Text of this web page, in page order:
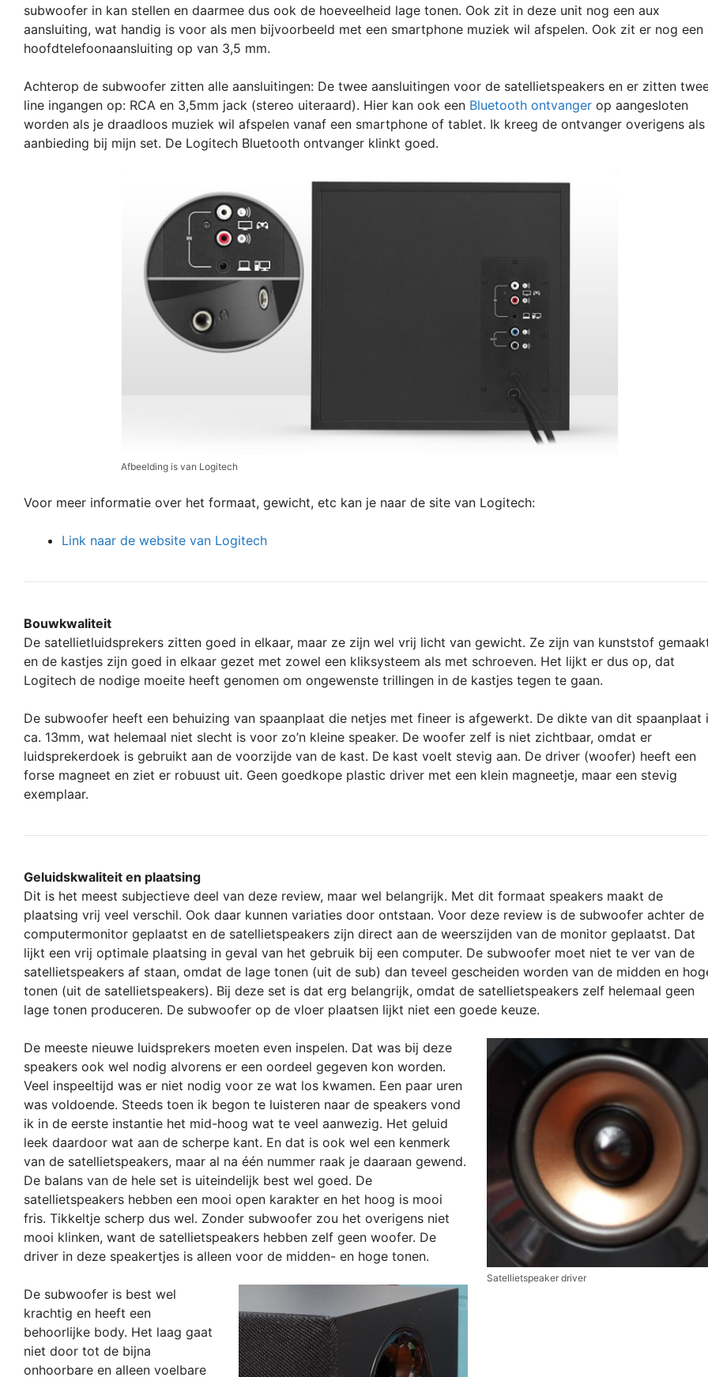
subwoofer in kan stellen en daarmee dus ook de hoeveelheid lage tonen. Ook zit in deze unit nog een aux
aansluiting, wat handig is voor als men bijvoorbeeld met een smartphone muziek wil afspelen. Ook zit er nog een
hoofdtelefoonaansluiting op van 3,5 mm.
Achterop de subwoofer zitten alle aansluitingen: De twee aansluitingen voor de satellietspeakers en er zitten
line ingangen op: RCA en 3,5mm jack (stereo uiteraard). Hier kan ook een Bluetooth ontvanger op aangesloten
worden als je draadloos muziek wil afspelen vanaf een smartphone of tablet. Ik kreeg de ontvanger overigens als
aanbieding bij mijn set. De Logitech Bluetooth ontvanger klinkt goed.
Afbeelding is van Logitech
Voor meer informatie over het formaat, gewicht, etc kan je naar de site van Logitech:
Link naar de website van Logitech
Bouwkwaliteit
De satellietluidsprekers zitten goed in elkaar, maar ze zijn wel vrij licht van gewicht. Ze zijn van kunststof
en de kastjes zijn goed in elkaar gezet met zowel een kliksysteem als met schroeven. Het lijkt er dus op, dat
Logitech de nodige moeite heeft genomen om ongewenste trillingen in de kastjes tegen te gaan.
De subwoofer heeft een behuizing van spaanplaat die netjes met fineer is afgewerkt. De dikte van dit spaanplaat
ca. 13mm, wat helemaal niet slecht is voor zo’n kleine speaker. De woofer zelf is niet zichtbaar, omdat er
luidsprekerdoek is gebruikt aan de voorzijde van de kast. De kast voelt stevig aan. De driver (woofer) heeft een
forse magneet en ziet er robuust uit. Geen goedkope plastic driver met een klein magneetje, maar een stevig
exemplaar.
Geluidskwaliteit en plaatsing
Dit is het meest subjectieve deel van deze review, maar wel belangrijk. Met dit formaat speakers maakt de
plaatsing vrij veel verschil. Ook daar kunnen variaties door ontstaan. Voor deze review is de subwoofer achter de
computermonitor geplaatst en de satellietspeakers zijn direct aan de weerszijden van de monitor geplaatst. Dat
lijkt een vrij optimale plaatsing in geval van het gebruik bij een computer. De subwoofer moet niet te ver van de
satellietspeakers af staan, omdat de lage tonen (uit de sub) dan teveel gescheiden worden van de midden en
tonen (uit de satellietspeakers). Bij deze set is dat erg belangrijk, omdat de satellietspeakers zelf helemaal geen
lage tonen produceren. De subwoofer op de vloer plaatsen lijkt niet een goede keuze.
Satellietspeaker driver
De meeste nieuwe luidsprekers moeten even inspelen. Dat was bij deze
speakers ook wel nodig alvorens er een oordeel gegeven kon worden.
Veel inspeeltijd was er niet nodig voor ze wat los kwamen. Een paar uren
was voldoende. Steeds toen ik begon te luisteren naar de speakers vond
ik in de eerste instantie het mid-hoog wat te veel aanwezig. Het geluid
leek daardoor wat aan de scherpe kant. En dat is ook wel een kenmerk
van de satellietspeakers, maar al na één nummer raak je daaraan gewend.
De balans van de hele set is uiteindelijk best wel goed. De
satellietspeakers hebben een mooi open karakter en het hoog is mooi
fris. Tikkeltje scherp dus wel. Zonder subwoofer zou het overigens niet
mooi klinken, want de satellietspeakers hebben zelf geen woofer. De
driver in deze speakertjes is alleen voor de midden- en hoge tonen.
De subwoofer is best wel
krachtig en heeft een
behoorlijke body. Het laag gaat
niet door tot de bijna
onhoorbare en alleen voelbare